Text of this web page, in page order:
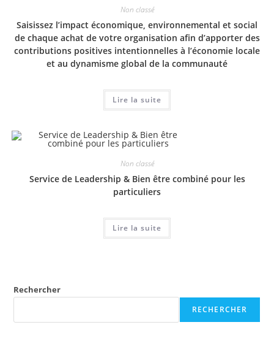
Non classé
Saisissez l’impact économique, environnemental et social
de chaque achat de votre organisation afin d’apporter des
contributions positives intentionnelles à l’économie locale
et au dynamisme global de la communauté
Lire la suite
Non classé
Service de Leadership & Bien être combiné pour les
particuliers
Lire la suite
Rechercher
RECHERCHER